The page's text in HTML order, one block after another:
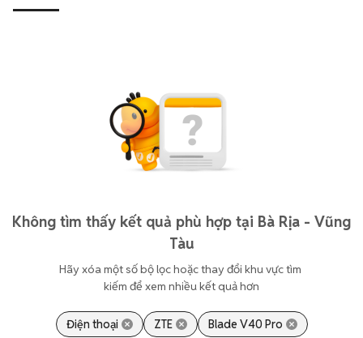
Không tìm thấy kết quả phù hợp tại Bà Rịa - Vũng
Tàu
Hãy xóa một số bộ lọc hoặc thay đổi khu vực tìm
kiếm để xem nhiều kết quả hơn
Điện thoại ZTE Blade V40 Pro